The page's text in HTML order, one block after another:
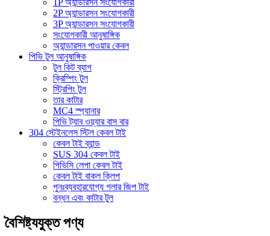
2P অ্যান্ডারসন সংযোগকারী
3P অ্যান্ডারসন সংযোগকারী
সংযোগকারী আনুষাঙ্গিক
অ্যান্ডারসন পাওয়ার কেবল
পিভি টুল আনুষাঙ্গিক
টুল কিট ব্যাগ
ক্রিম্পিং টুল
স্ট্রিপিং টুল
তার কাটার
MC4 স্প্যানার
পিভি ট্যাব ওয়্যার বাস বার
304 স্টেইনলেস স্টিল কেবল টাই
কেবল টাই ব্যান্ড
SUS 304 কেবল টাই
পিভিসি লেপা কেবল টাই
কেবল টাই বাকল ক্লিপ
পুনঃব্যবহারযোগ্য গলার জিপ টাই
বন্ধন এবং কাটার টুল
বৈশিষ্ট্যযুক্ত পণ্য